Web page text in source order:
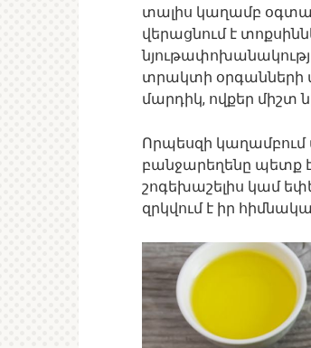
տալիս կաղամբ
վերացնում է
տրակտի օրգանների
մարդիկ, ովքեր միշտ
Որպեսզի կաղամբում
բանջարեղենը պետք
շոգեխաշելիս կամ
զրկվում է իր